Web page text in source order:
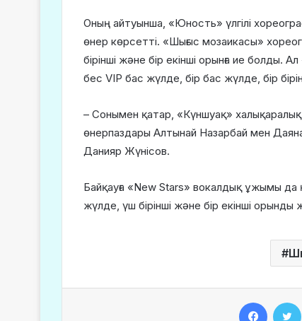
Оның айтуынша, «Юность» үлгілі
өнер көрсетті. «Шығыс мозаикасы»
бірінші және бір екінші орынға ие болды.
бес VIP бас жүлде, бір бас жүлде, бір
– Сонымен қатар, «Күншуақ»
өнерпаздары Алтынай Назарбай мен
Данияр Жүнісов.
Байқауға «New Stars» вокалдық ұжымы
жүлде, үш бірінші және бір екінші орынды